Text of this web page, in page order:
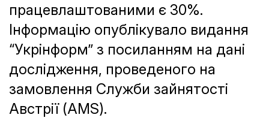
працевлаштованими є 30%.
Інформацію опублікувало видання
“Укрінформ” з посиланням на дані
дослідження, проведеного на
замовлення Служби зайнятості
Австрії (AMS).